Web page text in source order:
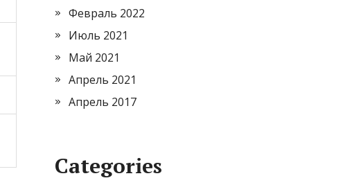
Февраль 2022
Июль 2021
Май 2021
Апрель 2021
Апрель 2017
Categories